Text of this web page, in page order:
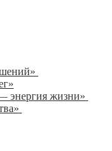
энергия жизни»